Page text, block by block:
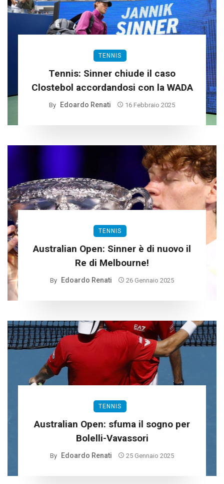
TENNIS
Tennis: Sinner chiude il caso
Clostebol accordandosi con la WADA
By Edoardo Renati 16 Febbraio 2025
TENNIS
Australian Open: Sinner è di nuovo il
Re di Melbourne!
By Edoardo Renati 26 Gennaio 2025
TENNIS
Australian Open: sfuma il sogno per
Bolelli-Vavassori
By Edoardo Renati 25 Gennaio 2025